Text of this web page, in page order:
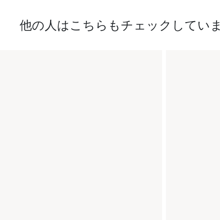
他の人はこちらもチェックしてい